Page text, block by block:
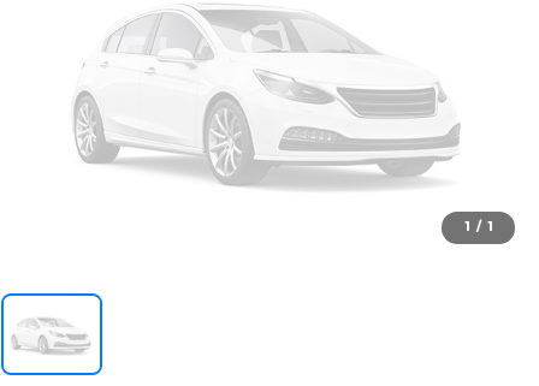
1 / 1